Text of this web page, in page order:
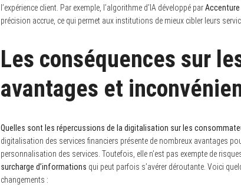
l’expérience client. Par exemple, l’algorithme d’IA développé parAccenture
précision accrue, ce qui permet aux institutions de mieux cibler leurs
Les conséquences sur
avantages et
Quelles sont les répercussions de la digitalisation sur les
digitalisation des services financiers présente de nombreux avantages
personnalisation des services. Toutefois, elle n’est pas exempte de
surcharge d’informations qui peut parfois s’avérer déroutante. Voici
changements :